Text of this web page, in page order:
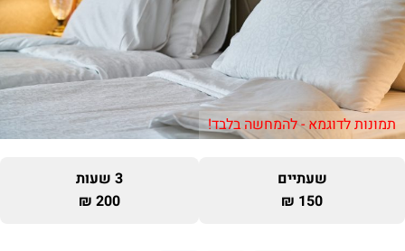
תמונות לדוגמא - להמחשה בלבד!
שעתיים
150 ₪
3 שעות
200 ₪